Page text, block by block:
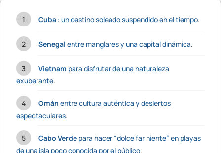
Cuba : un destino soleado suspendido en el tiempo.
Senegal entre manglares y una capital dinámica.
Vietnam para disfrutar de una naturaleza
exuberante.
Omán entre cultura auténtica y desiertos
espectaculares.
Cabo Verde para hacer “dolce far niente” en playas
de una isla poco conocida por el público.